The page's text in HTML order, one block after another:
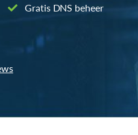
Gratis DNS beheer